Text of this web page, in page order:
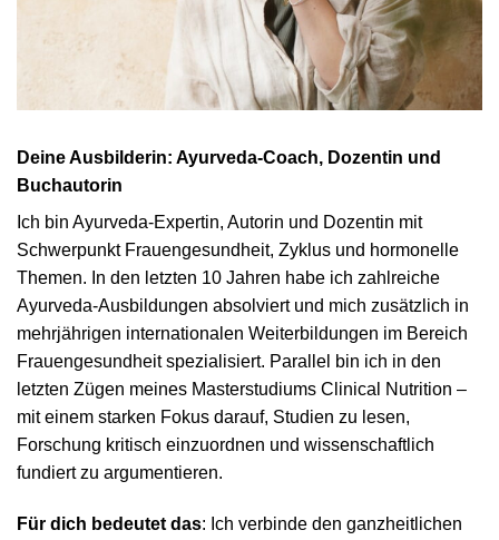
Deine Ausbilderin: Ayurveda-Coach, Dozentin und
Buchautorin
Ich bin Ayurveda-Expertin, Autorin und Dozentin mit
Schwerpunkt Frauengesundheit, Zyklus und hormonelle
Themen. In den letzten 10 Jahren habe ich zahlreiche
Ayurveda-Ausbildungen absolviert und mich zusätzlich in
mehrjährigen internationalen Weiterbildungen im Bereich
Frauengesundheit spezialisiert. Parallel bin ich in den
letzten Zügen meines Masterstudiums Clinical Nutrition –
mit einem starken Fokus darauf, Studien zu lesen,
Forschung kritisch einzuordnen und wissenschaftlich
fundiert zu argumentieren.
Für dich bedeutet das: Ich verbinde den ganzheitlichen